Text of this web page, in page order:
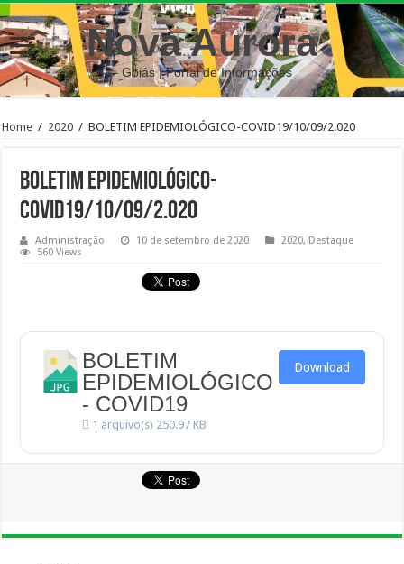
Nova Aurora
– Goiás | Portal de Informações
Home / 2020 / BOLETIM EPIDEMIOLÓGICO-COVID19/10/09/2.020
BOLETIM EPIDEMIOLÓGICO-
COVID19/10/09/2.020
Administração 10 de setembro de 2020 2020, Destaque
560 Views
BOLETIM
EPIDEMIOLÓGICO
- COVID19
1 arquivo(s) 250.97 KB
Download